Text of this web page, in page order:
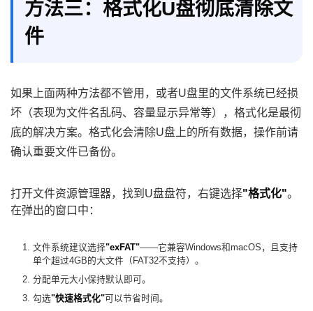
方法三：格式化U盘彻底清除文
件
如果上面两种方法都不管用，或者U盘里的文件系统已经损
坏（表现为文件名乱码、容量显示异常等），格式化是最彻
底的解决方案。格式化会清除U盘上的所有数据，操作前请
确认重要文件已备份。
打开文件资源管理器，找到U盘盘符，右键选择"格式化"。
在弹出的窗口中：
文件系统建议选择"exFAT"——它兼容Windows和macOS，且支持
单个超过4GB的大文件（FAT32不支持）。
分配单元大小保持默认即可。
勾选"快速格式化"可以节省时间。